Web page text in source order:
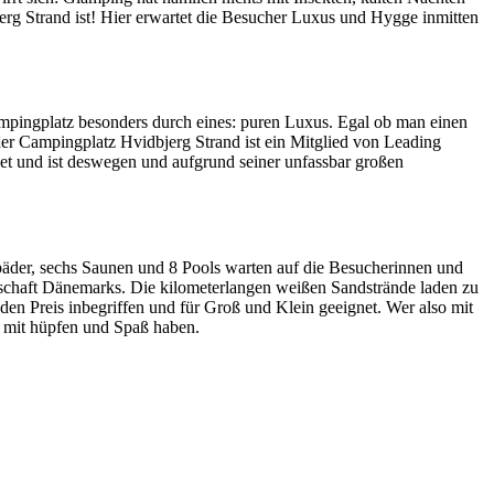
Strand ist! Hier erwartet die Besucher Luxus und Hygge inmitten
besonders durch eines: puren Luxus. Egal ob man einen
Campingplatz Hvidbjerg Strand ist ein Mitglied von Leading
und ist deswegen und aufgrund seiner unfassbar großen
sechs Saunen und 8 Pools warten auf die Besucherinnen und
Dänemarks. Die kilometerlangen weißen Sandstrände laden zu
Preis inbegriffen und für Groß und Klein geeignet. Wer also mit
hüpfen und Spaß haben.